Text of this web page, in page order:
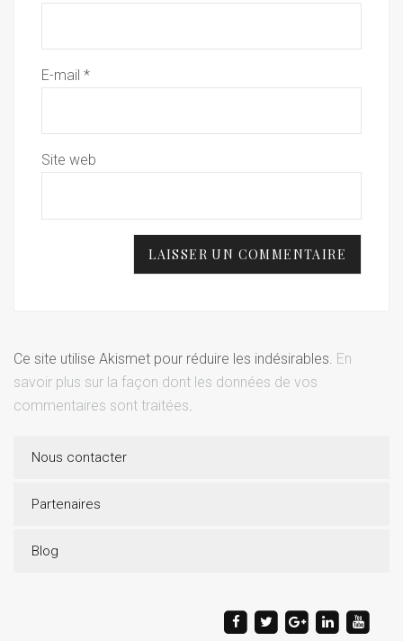
E-mail *
Site web
Ce site utilise Akismet pour réduire les indésirables. En
savoir plus sur la façon dont les données de vos
commentaires sont traitées.
Nous contacter
Partenaires
Blog